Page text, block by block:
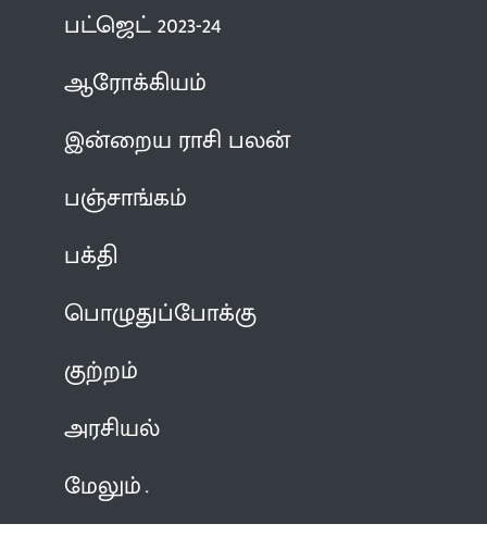
பட்ஜெட் 2023-24
ஆரோக்கியம்
இன்றைய ராசி பலன்
பஞ்சாங்கம்
பக்தி
பொழுதுப்போக்கு
குற்றம்
அரசியல்
மேலும்